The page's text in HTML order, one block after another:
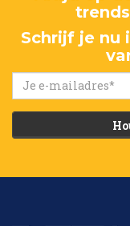
Schrijf je nu